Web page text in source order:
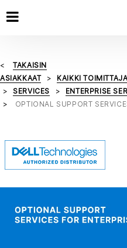
TAKAISIN
ASIAKKAAT
KAIKKI
SERVICES
ENTERPRISE
OPTIONAL SUPPORT